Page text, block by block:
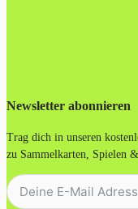
Newsletter abonnieren
Trag dich in unseren
zu Sammelkarten, Spielen